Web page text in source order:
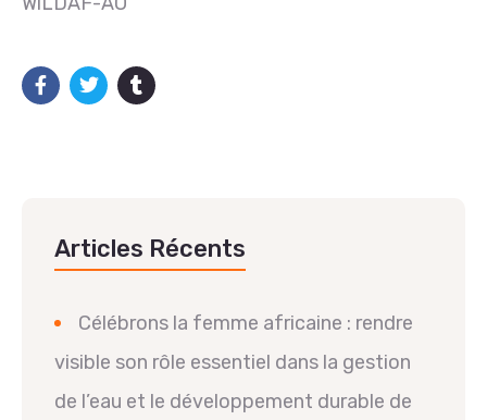
Articles Récents
Célébrons la femme africaine : rendre
visible son rôle essentiel dans la gestion
de l’eau et le développement durable de